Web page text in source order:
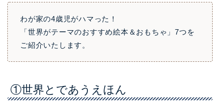
わが家の4歳児がハマった！
「世界がテーマのおすすめ絵本＆おもちゃ」7つを
ご紹介いたします。
①世界とであうえほん